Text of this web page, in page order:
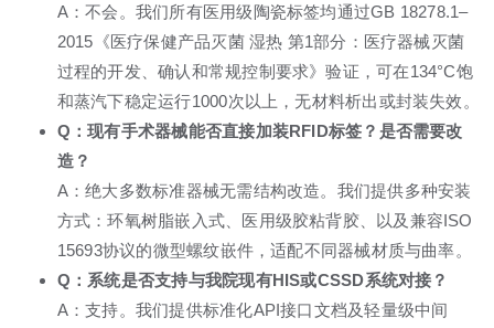
A：不会。我们所有医用级陶瓷标签均通过GB 18278.1–
2015《医疗保健产品灭菌 湿热 第1部分：医疗器械灭菌
过程的开发、确认和常规控制要求》验证，可在134°C饱
和蒸汽下稳定运行1000次以上，无材料析出或封装失效。
Q：现有手术器械能否直接加装RFID标签？是否需要改
造？
A：绝大多数标准器械无需结构改造。我们提供多种安装
方式：环氧树脂嵌入式、医用级胶粘背胶、以及兼容ISO
15693协议的微型螺纹嵌件，适配不同器械材质与曲率。
Q：系统是否支持与我院现有HIS或CSSD系统对接？
A：支持。我们提供标准化API接口文档及轻量级中间